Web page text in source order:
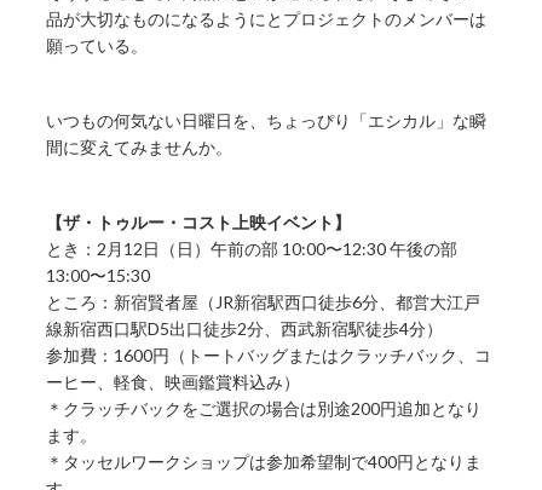
品が大切なものになるようにとプロジェクトのメンバーは
願っている。
いつもの何気ない日曜日を、ちょっぴり「エシカル」な瞬
間に変えてみませんか。
【ザ・トゥルー・コスト上映イベント】
とき：2月12日（日）午前の部 10:00〜12:30 午後の部
13:00〜15:30
ところ：新宿賢者屋（JR新宿駅西口徒歩6分、都営大江戸
線新宿西口駅D5出口徒歩2分、西武新宿駅徒歩4分）
参加費：1600円（トートバッグまたはクラッチバック、コ
ーヒー、軽食、映画鑑賞料込み）
＊クラッチバックをご選択の場合は別途200円追加となり
ます。
＊タッセルワークショップは参加希望制で400円となりま